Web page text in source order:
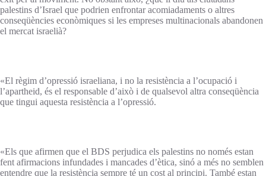
palestins d’Israel que podrien enfrontar acomiadaments o altres
conseqüències econòmiques si les empreses multinacionals abandonen
el mercat israelià?
«El règim d’opressió israeliana, i no la resistència a l’ocupació i
l’apartheid, és el responsable d’això i de qualsevol altra conseqüència
que tingui aquesta resistència a l’opressió.
«Els que afirmen que el BDS perjudica els palestins no només estan
fent afirmacions infundades i mancades d’ètica, sinó a més no semblen
entendre que la resistència sempre té un cost al principi. També estan